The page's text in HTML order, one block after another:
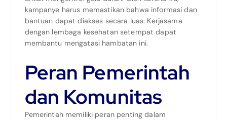
kampanye harus memastikan bahwa informasi dan
bantuan dapat diakses secara luas. Kerjasama
dengan lembaga kesehatan setempat dapat
membantu mengatasi hambatan ini.
Peran Pemerintah
dan Komunitas
Pemerintah memiliki peran penting dalam